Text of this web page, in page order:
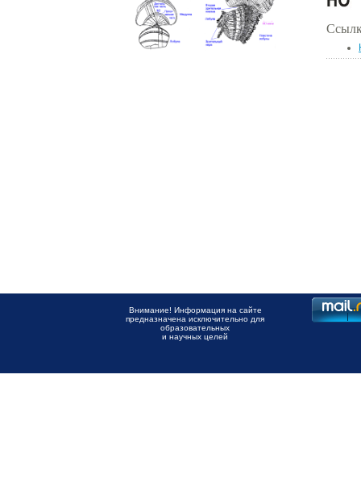
Внимание! Информация на сайте
предназначена исключительно для
образовательных
и научных целей